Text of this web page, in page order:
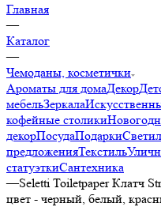
Главная
—
Каталог
—
Чемоданы, косметички
Ароматы для домаДекор
мебельЗеркала
кофейные столики
декорПосудаПодарки
предложенияТекстиль
статуэткиСантехника
—Seletti Toiletpaper Клатч
цвет - черный, белый,